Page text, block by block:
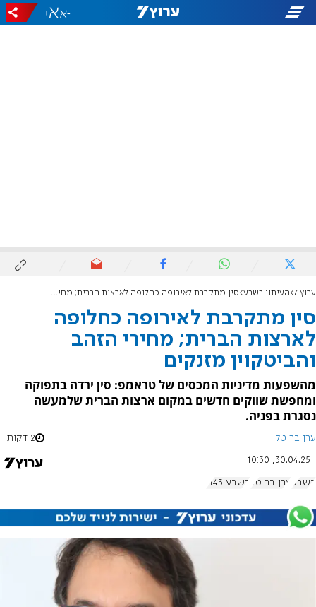
-
+
ערוץ 7 העיתון בשבע סין מתקרבת לאירופה כחלופה לארצות הברית; מחירי הזהב והביטקוין מזנקים
סין מתקרבת לאירופה כחלופה
לארצות הברית; מחירי הזהב
והביטקוין מזנקים
מהשפעות מדיניות המכסים של טראמפ: סין ירדה בתפוקה
ומחפשת שווקים חדשים במקום ארצות הברית שלמעשה
נסגרת בפניה.
ערן בר טל 2 דקות
30.04.25, 10:30
בשבע ערן בר טל בשבע 1143